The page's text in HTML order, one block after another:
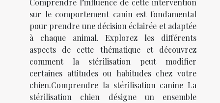
Comprendre l’influence de cette intervention
sur le comportement canin est fondamental
pour prendre une décision éclairée et adaptée
à chaque animal. Explorez les différents
aspects de cette thématique et découvrez
comment la stérilisation peut modifier
certaines attitudes ou habitudes chez votre
chien.Comprendre la stérilisation canine La
stérilisation chien désigne un ensemble